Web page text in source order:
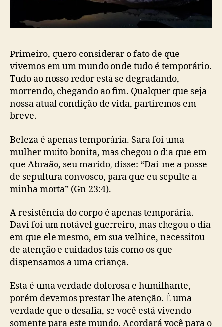
o
Primeiro, quero considerar o fato de que
vivemos em um mundo onde tudo é temporário.
Tudo ao nosso redor está se degradando,
morrendo, chegando ao fim. Qualquer que seja
nossa atual condição de vida, partiremos em
breve.
Beleza é apenas temporária. Sara foi uma
mulher muito bonita, mas chegou o dia que em
que Abraão, seu marido, disse: “Dai-me a posse
de sepultura convosco, para que eu sepulte a
minha morta” (Gn 23:4).
A resistência do corpo é apenas temporária.
Davi foi um notável guerreiro, mas chegou o dia
em que ele mesmo, em sua velhice, necessitou
de atenção e cuidados tais como os que
dispensamos a uma criança.
Esta é uma verdade dolorosa e humilhante,
porém devemos prestar-lhe atenção. É uma
verdade que o desafia, se você está vivendo
somente para este mundo. Acordará você para o